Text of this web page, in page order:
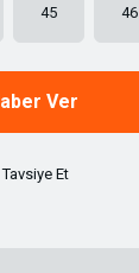
45 46
Ver
Tavsiye Et